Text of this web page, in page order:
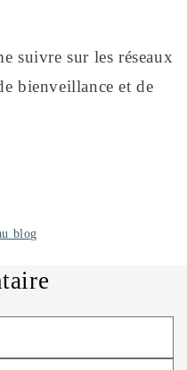
suivre sur les réseaux
bienveillance et de
blog